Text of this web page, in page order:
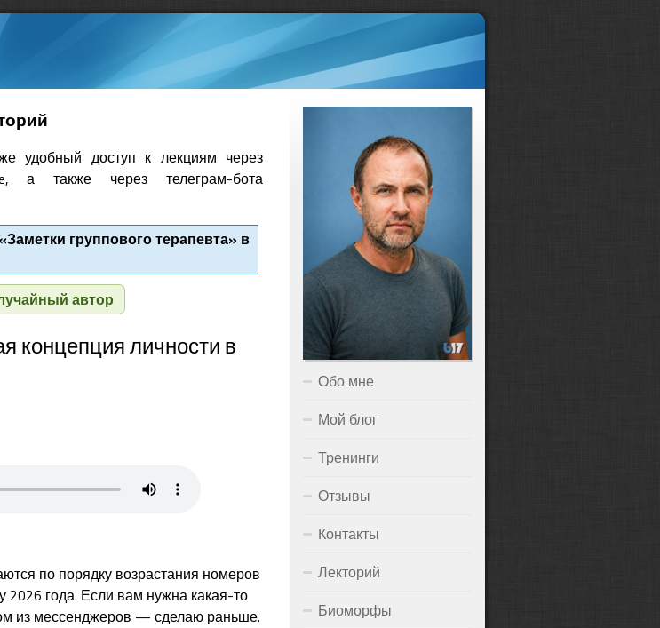
удобный доступ к лекциям через
а также через телеграм-бота
группового терапевта» в
автор
концепция личности в
по порядку возрастания номеров
2026 года. Если вам нужна какая-то
из мессенджеров — сделаю раньше.
Обо мне
Мой блог
Тренинги
Отзывы
Контакты
Лекторий
Биоморфы